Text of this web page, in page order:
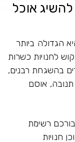
להשיג אוכל
הגדולה ביותר
לחנויות כשרות
בהשגחת רבנים,
אוסם
רשימת
חנויות